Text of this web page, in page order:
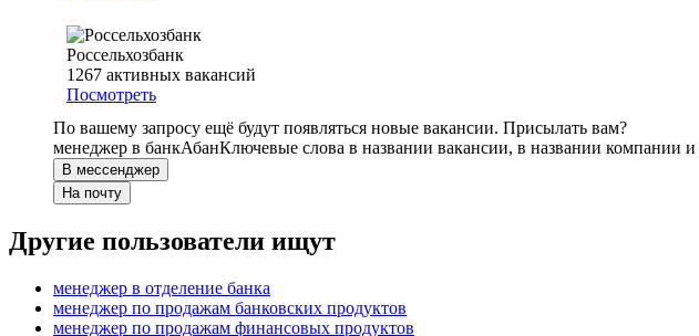
Россельхозбанк
1267 активных вакансий
Посмотреть
По вашему запросу ещё будут появляться новые вакансии. Присылать вам?
менеджер в банкАбанКлючевые слова в названии вакансии, в названии компании
В мессенджер
На почту
Другие пользователи ищут
менеджер в отделение банка
менеджер по продажам банковских продуктов
менеджер по продажам финансовых продуктов